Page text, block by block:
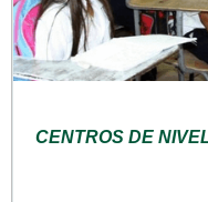
CENTROS DE